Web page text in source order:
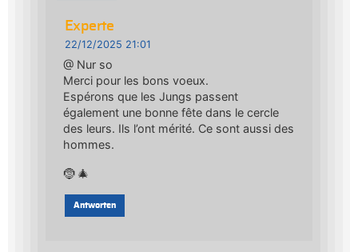
Experte
22/12/2025 21:01
@ Nur so
Merci pour les bons voeux.
Espérons que les Jungs passent
également une bonne fête dans le cercle
des leurs. Ils l’ont mérité. Ce sont aussi des
hommes.
🤶 🎄
Antworten